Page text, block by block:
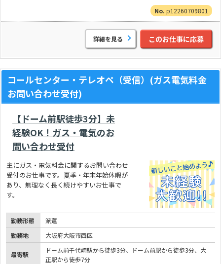
p12260709801
詳細を見る このお仕事に応募
コールセンター・テレオペ（受信）(ガス電気料金
お問い合わせ受付)
【ドーム前駅徒歩3分】未
経験OK！ガス・電気のお
問い合わせ受付
主にガス・電気料金に関するお問い合わせ
受付のお仕事です。夏季・年末年始休暇が
あり、無理なく長く続けやすいお仕事で
す。
勤務形態
派遣
勤務地
大阪府大阪市西区
最寄駅
ドーム前千代崎駅から徒歩3分、ドーム前駅から徒歩3分、大
正駅から徒歩7分